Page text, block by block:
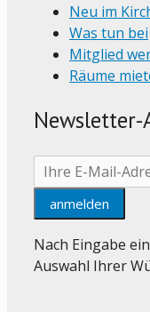
Neu im
Was tun bei
Mitglied
Räume
Newsletter-
Nach Eingabe
Auswahl Ihrer